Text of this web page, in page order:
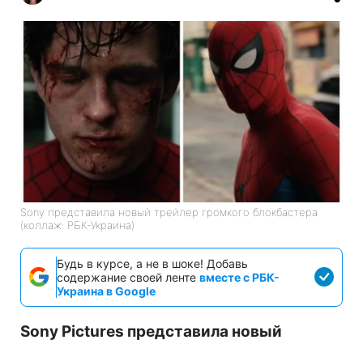
Sony представила новый трейлер громкого блокбастера
(коллаж: РБК-Украина)
Будь в курсе, а не в шоке! Добавь
содержание своей ленте вместе с РБК-
Украина в Google
Sony Pictures представила новый